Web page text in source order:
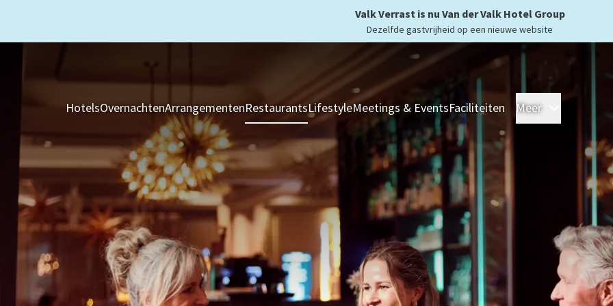
Valk Verrast is nu Van der Valk Hotel Group
Dezelfde gastvrijheid op een nieuwe website
HotelsOvernachtenArrangementenRestaurantsLifestyleMeetings & EventsFaciliteiten Meer